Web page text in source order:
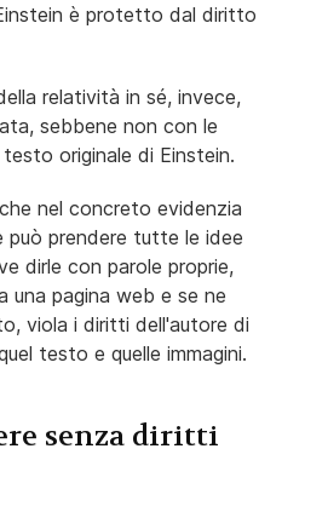
è protetto dal diritto
relatività in sé, invece,
sebbene non con le
originale di Einstein.
nel concreto evidenzia
prendere tutte le idee
dirle con parole proprie,
una pagina web e se ne
viola i diritti dell'autore di
testo e quelle immagini.
senza diritti